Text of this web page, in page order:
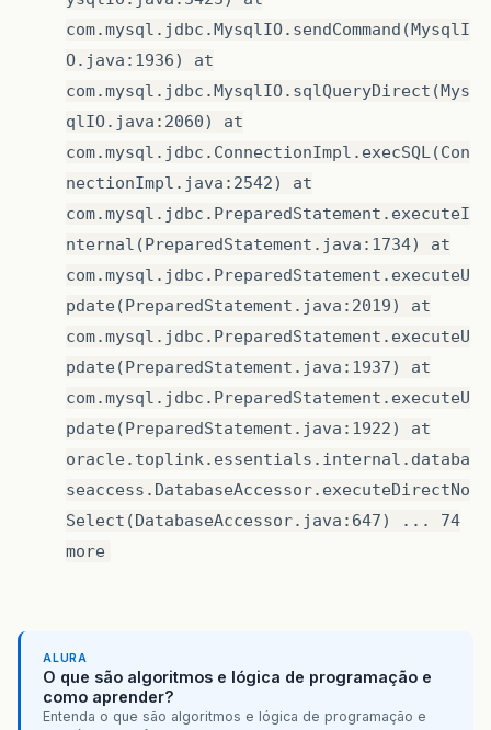
ALURA
O que são algoritmos e lógica de programação e
como aprender?
Entenda o que são algoritmos e lógica de programação e